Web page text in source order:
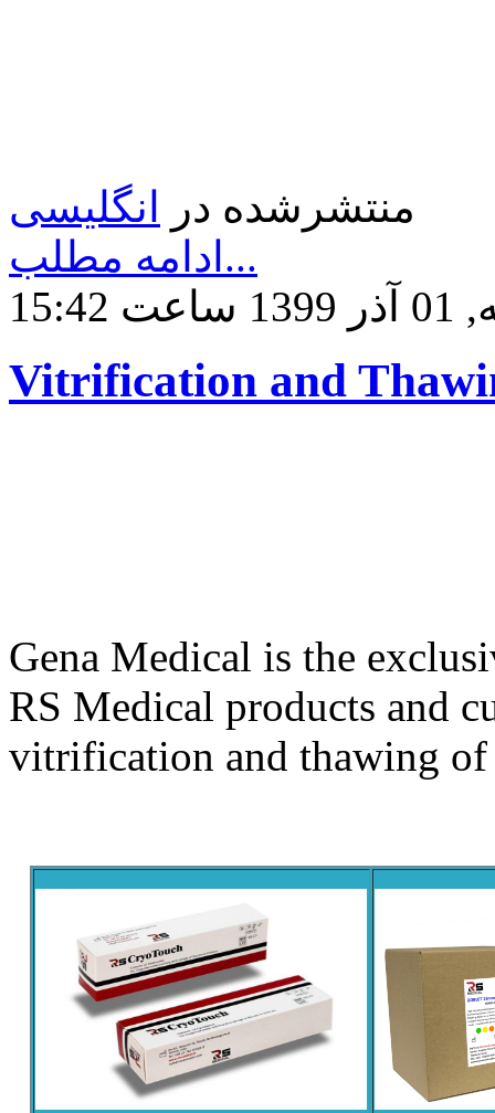
منتشرشده در
انگلیسی
ادامه مطلب...
15:42
Vitrification and
Gena Medical is the
RS Medical products and
vitrification and thawing of